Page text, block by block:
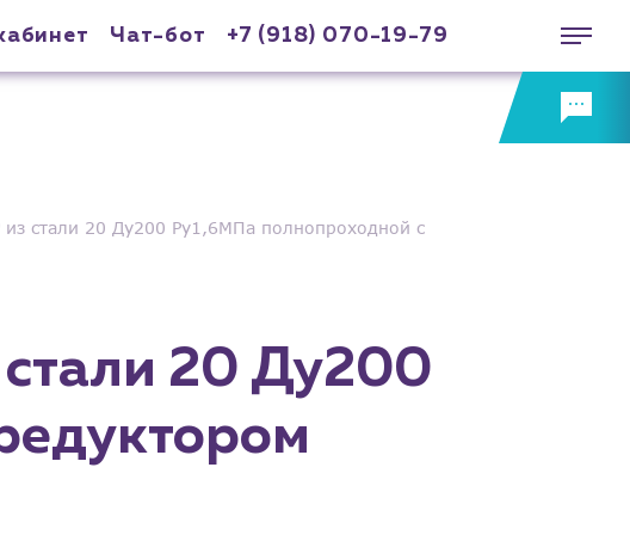
Чат-бот +7 (918) 070-19-79
стали 20 Ду200 Ру1,6МПа полнопроходной с
20 Ду200